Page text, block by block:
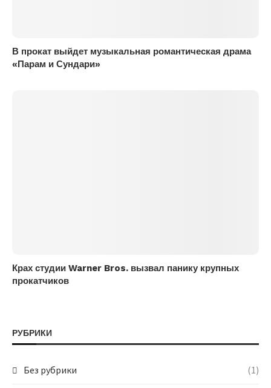
В прокат выйдет музыкальная романтическая драма
«Парам и Сундари»
Крах студии Warner Bros. вызвал панику крупных
прокатчиков
РУБРИКИ
Без рубрики (1)